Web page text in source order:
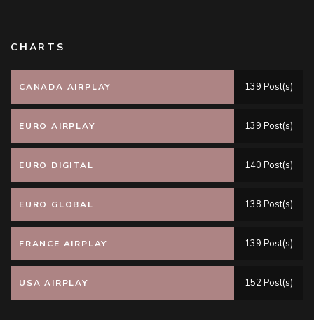
CHARTS
CANADA AIRPLAY 139 Post(s)
EURO AIRPLAY 139 Post(s)
EURO DIGITAL 140 Post(s)
EURO GLOBAL 138 Post(s)
FRANCE AIRPLAY 139 Post(s)
USA AIRPLAY 152 Post(s)